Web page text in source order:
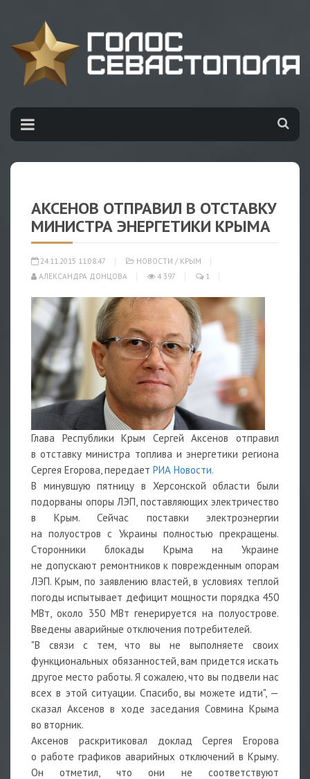
АКСЕНОВ ОТПРАВИЛ В ОТСТАВКУ
МИНИСТРА ЭНЕРГЕТИКИ КРЫМА
24.11.2015 11:08:47 НОВОСТИ / КРЫМ
АЛЕКСАНДРА ДОНЦОВА
4 397 1
Глава Республики Крым Сергей Аксенов отправил
в отставку министра топлива и энергетики региона
Сергея Егорова, передает РИА Новости.
В минувшую пятницу в Херсонской области были
подорваны опоры ЛЭП, поставляющих электричество
в Крым. Сейчас поставки электроэнергии
на полуостров с Украины полностью прекращены.
Сторонники блокады Крыма на Украине
не допускают ремонтников к поврежденным опорам
ЛЭП. Крым, по заявлению властей, в условиях теплой
погоды испытывает дефицит мощности порядка 450
МВт, около 350 МВт генерируется на полуострове.
Введены аварийные отключения потребителей.
"В связи с тем, что вы не выполняете своих
функциональных обязанностей, вам придется искать
другое место работы. Я сожалею, что вы подвели нас
всех в этой ситуации. Спасибо, вы можете идти", —
сказал Аксенов в ходе заседания Совмина Крыма
во вторник.
Аксенов раскритиковал доклад Сергея Егорова
о работе графиков аварийных отключений в Крыму.
Он отметил, что они не соответствуют